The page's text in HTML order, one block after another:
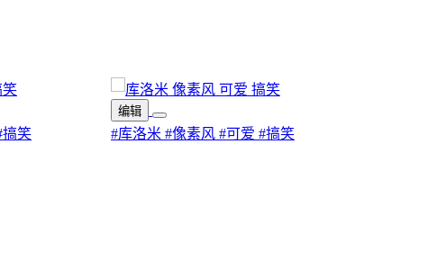
搞笑
编辑
#库洛米 #像素风 #可爱 #搞笑